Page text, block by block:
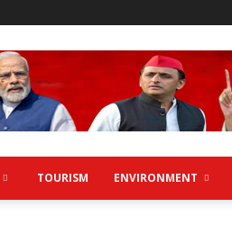
TOURISM ENVIRONMENT